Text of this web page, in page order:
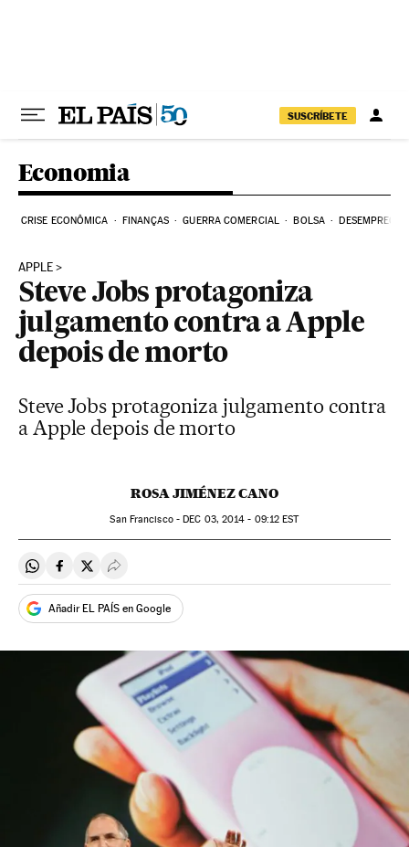
SUSCRÍBETE
Economia
CRISE ECONÔMICA FINANÇAS GUERRA COMERCIAL BOLSA DESEMPREGO
APPLE
Steve Jobs protagoniza
julgamento contra a Apple
depois de morto
Steve Jobs protagoniza julgamento contra
a Apple depois de morto
ROSA JIMÉNEZ CANO
San Francisco -DEC 03, 2014 - 09:12 EST
Compartir en Whatsapp
Compartir en Facebook
Compartir en Twitter
Desplegar Redes Sociales
Añadir EL PAÍS en Google